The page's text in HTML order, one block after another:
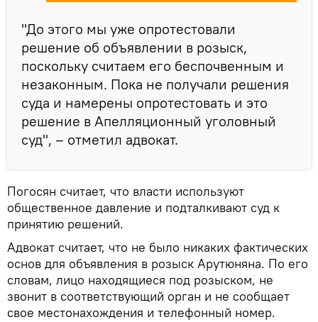
"До этого мы уже опротестовали
решение об объявлении в розыск,
поскольку считаем его беспочвенным и
незаконным. Пока не получали решения
суда и намерены опротестовать и это
решение в Апелляционный уголовный
суд", – отметил адвокат.
Погосян считает, что власти используют
общественное давление и подталкивают суд к
принятию решений.
Адвокат считает, что не было никаких фактических
основ для объявления в розыск Арутюняна. По его
словам, лицо находящиеся под розыском, не
звонит в соответствующий орган и не сообщает
свое местонахождения и телефонный номер.